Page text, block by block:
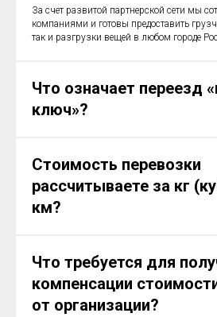
За счет развитой партнерской сети мы
компаниями и готовы предоставить
так и разгрузки вещей в любом городе
Что означает переезд
ключ»?
Стоимость перевозки
рассчитываете за кг
км?
Что требуется для
компенсации
от организации?